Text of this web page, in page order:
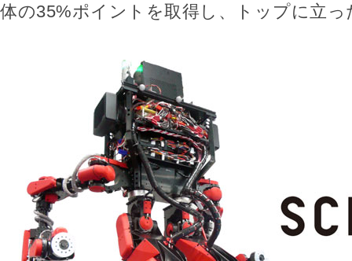
体の35%ポイントを取得し、トップに立